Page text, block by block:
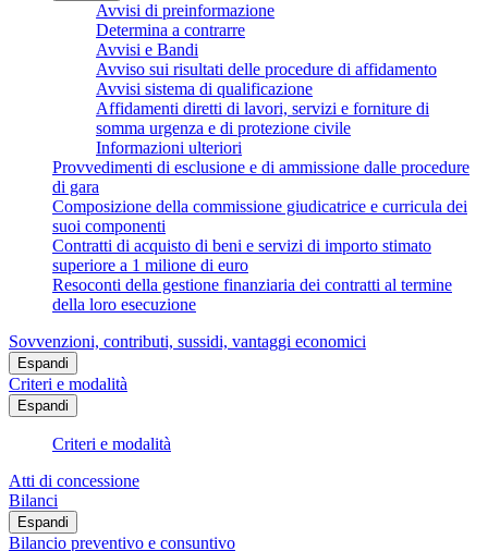
Avvisi di preinformazione
Determina a contrarre
Avvisi e Bandi
Avviso sui risultati delle procedure di affidamento
Avvisi sistema di qualificazione
Affidamenti diretti di lavori, servizi e forniture di
somma urgenza e di protezione civile
Informazioni ulteriori
Provvedimenti di esclusione e di ammissione dalle procedure
di gara
Composizione della commissione giudicatrice e curricula dei
suoi componenti
Contratti di acquisto di beni e servizi di importo stimato
superiore a 1 milione di euro
Resoconti della gestione finanziaria dei contratti al termine
della loro esecuzione
Sovvenzioni, contributi, sussidi, vantaggi economici
Espandi
Criteri e modalità
Espandi
Criteri e modalità
Atti di concessione
Bilanci
Espandi
Bilancio preventivo e consuntivo